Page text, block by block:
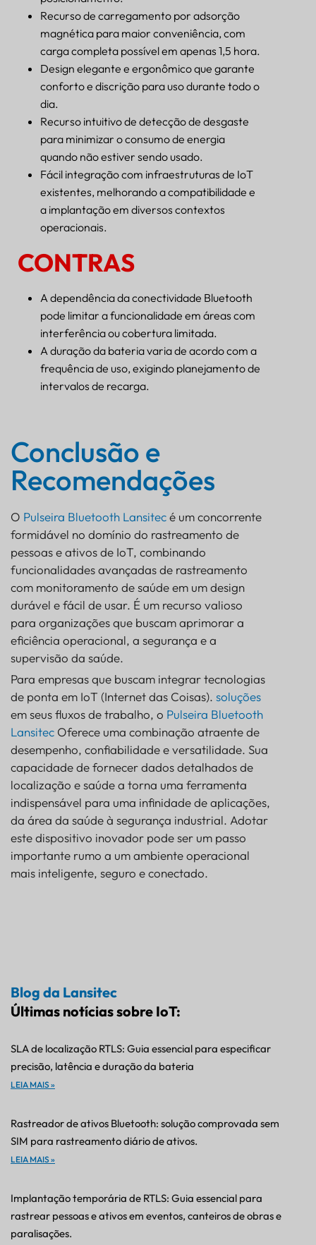
Recurso de carregamento por adsorção
magnética para maior conveniência, com
carga completa possível em apenas 1,5 hora.
Design elegante e ergonômico que garante
conforto e discrição para uso durante todo o
dia.
Recurso intuitivo de detecção de desgaste
para minimizar o consumo de energia
quando não estiver sendo usado.
Fácil integração com infraestruturas de IoT
existentes, melhorando a compatibilidade e
a implantação em diversos contextos
operacionais.
CONTRAS
A dependência da conectividade Bluetooth
pode limitar a funcionalidade em áreas com
interferência ou cobertura limitada.
A duração da bateria varia de acordo com a
frequência de uso, exigindo planejamento de
intervalos de recarga.
Conclusão e
Recomendações
O Pulseira Bluetooth Lansitecé um concorrente
formidável no domínio do rastreamento de
pessoas e ativos de IoT, combinando
funcionalidades avançadas de rastreamento
com monitoramento de saúde em um design
durável e fácil de usar. É um recurso valioso
para organizações que buscam aprimorar a
eficiência operacional, a segurança e a
supervisão da saúde.
Para empresas que buscam integrar tecnologias
de ponta em IoT (Internet das Coisas). soluções
em seus fluxos de trabalho, o Pulseira Bluetooth
Lansitec Oferece uma combinação atraente de
desempenho, confiabilidade e versatilidade. Sua
capacidade de fornecer dados detalhados de
localização e saúde a torna uma ferramenta
indispensável para uma infinidade de aplicações,
da área da saúde à segurança industrial. Adotar
este dispositivo inovador pode ser um passo
importante rumo a um ambiente operacional
mais inteligente, seguro e conectado.
Blog da Lansitec
Últimas notícias sobre IoT:
SLA de localização RTLS: Guia essencial para especificar
precisão, latência e duração da bateria
LEIA MAIS »
Rastreador de ativos Bluetooth: solução comprovada sem
SIM para rastreamento diário de ativos.
LEIA MAIS »
Implantação temporária de RTLS: Guia essencial para
rastrear pessoas e ativos em eventos, canteiros de obras e
paralisações.